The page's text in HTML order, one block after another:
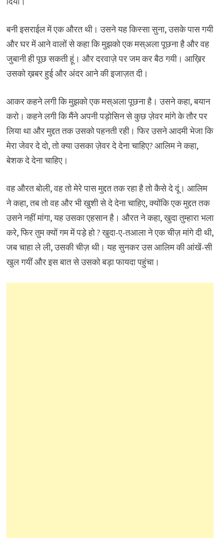
बनी इसराईल में एक औरत थी। उसने यह किस्सा सुना, उसके पास गयी
और घर में आने वालों से कहा कि मुझको एक मस्अला पूछना है और वह
जुबानी ही पूछ सकती हूं। और दरवाज़े पर जम कर बैठ गयी। आख़िर
उसको ख़बर हुई और अंदर आने की इजाज़त दी।
आकर कहने लगी कि मुझको एक मस्अला पूछना है। उसने कहा, बयान
करो। कहने लगी कि मैंने अपनी पड़ोसिन से कुछ ज़ेवर मांगे के तौर पर
लिया था और मुद्दत तक उसको पहनती रही। फिर उसने आदमी भेजा कि
मेरा जेवर दे दो, तो क्या उसका ज़ेवर दे देना चाहिए? आलिम ने कहा,
बेशक दे देना चाहिए।
वह औरत बोली, वह तो मेरे पास मुद्दत तक रहा है तो कैसे दे दूं। आलिम
ने कहा, तब तो वह और भी खुशी से दे देना चाहिए, क्योंकि एक मुद्दत तक
उसने नहीं मांगा, यह उसका एहसान है। औरत ने कहा, खुदा तुम्हारा भला
करे, फिर तुम क्यों गम में पड़े हो ? खुदा-ए-तआला ने एक चीज़ मांगे दी थी,
जब चाहा ले ली, उसकी चीज़ थी। यह सुनकर उस आलिम की आंखें-सी
खुल गयीं और इस बात से उसको बड़ा फायदा पहुंचा।